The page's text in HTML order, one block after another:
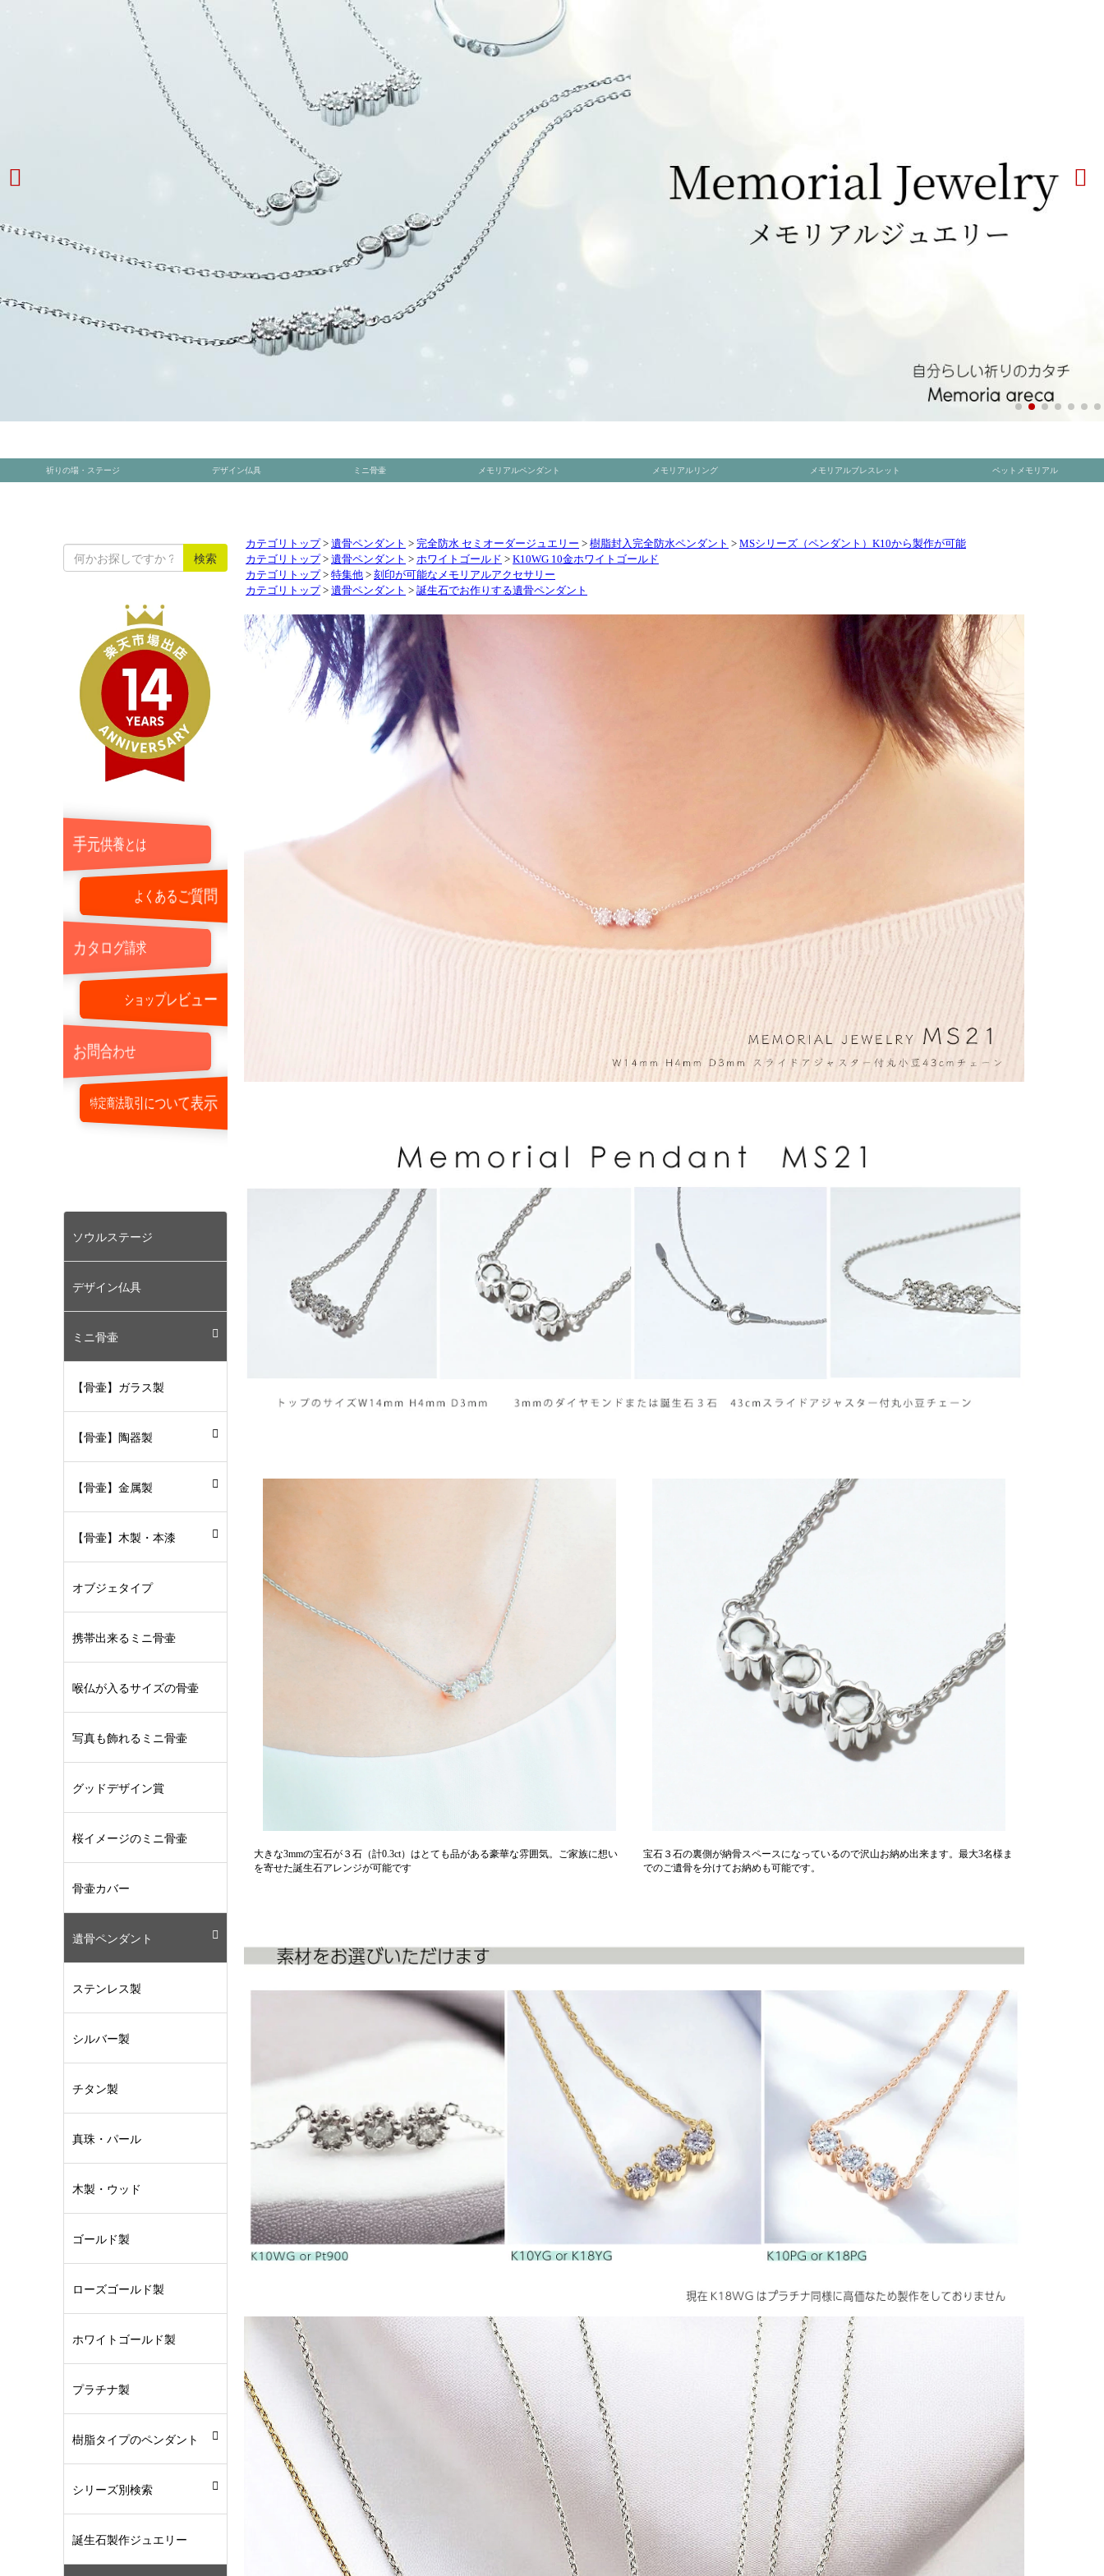
カテゴリトップ > 遺骨ペンダント > 完全防水 セミオーダージュエリー > 樹脂封入完全防水ペンダント > MSシリーズ（ペンダント）K10から製作が可能
カテゴリトップ > 遺骨ペンダント > ホワイトゴールド > K10WG 10金ホワイトゴールド
カテゴリトップ > 特集他 > 刻印が可能なメモリアルアクセサリー
カテゴリトップ > 遺骨ペンダント > 誕生石でお作りする遺骨ペンダント
大きな3mmの宝石が３石（計0.3ct）はとても品がある豪華な雰囲気。ご家族に想い
を寄せた誕生石アレンジが可能です
宝石３石の裏側が納骨スペースになっているので沢山お納め出来ます。最大3名様ま
でのご遺骨を分けてお納めも可能です。